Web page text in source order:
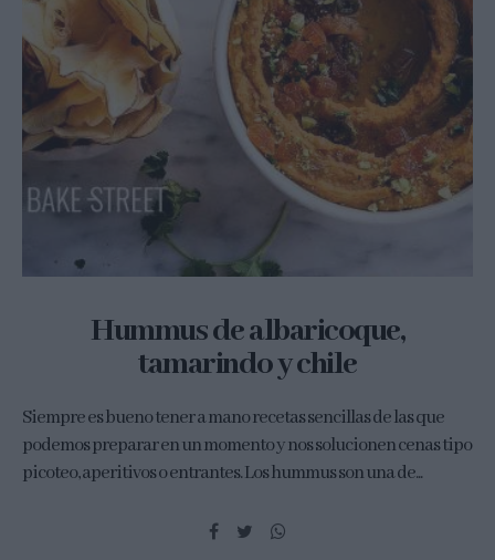
Hummus de albaricoque,
tamarindo y chile
Siempre es bueno tener a mano recetas sencillas de las que
podemos preparar en un momento y nos solucionen cenas tipo
picoteo, aperitivos o entrantes. Los hummus son una de...